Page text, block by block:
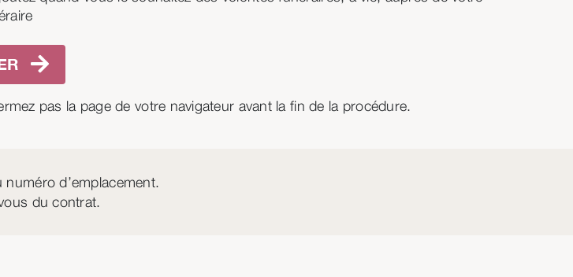
pas la page de votre navigateur avant la fin de la procédure.
d’emplacement.
du contrat.